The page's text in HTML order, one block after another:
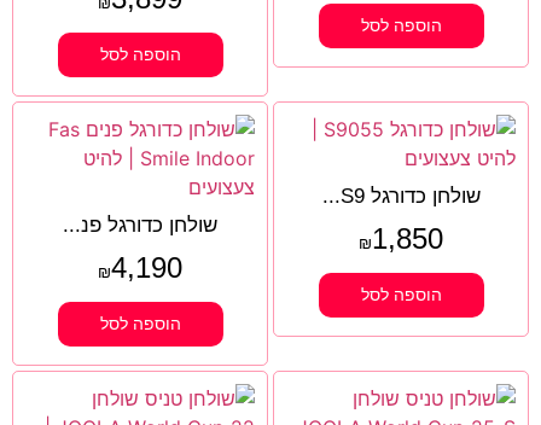
הוספה לסל
הוספה לסל
שולחן כדורגל S9...
₪1,850
הוספה לסל
שולחן כדורגל פנ...
₪4,190
הוספה לסל